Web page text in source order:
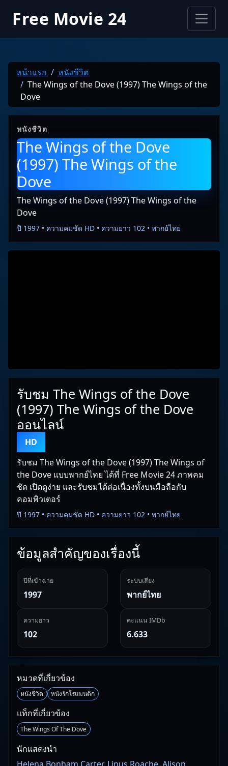
Free Movie 24
หน้าแรก
หนังชีวิต
The Wings of the Dove (1997) The Wings of the
Dove
หนังชีวิต
The Wings of the Dove
(1997) The Wings of the
Dove
The Wings of the Dove (1997) The Wings of the
Dove
ปี 1997 • ความคมชัด HD • ความยาว 102 • พากย์ไทย
รับชม The Wings of the Dove
(1997) The Wings of the Dove
ออนไลน์
HD
รับชม The Wings of the Dove (1997) The Wings of
the Dove แบบพากย์ไทย ได้ที่ Free Movie 24 ภาพคม
ชัด เปิดดูง่าย และรับชมได้ต่อเนื่องทั้งบนมือถือกับ
คอมพิวเตอร์
ปี 1997 • ความคมชัด HD • ความยาว 102 • พากย์ไทย
ข้อมูลสำคัญของเรื่องนี้
ปีที่เข้าฉาย
1997
ระบบเสียง
พากย์ไทย
ความยาว
102
คะแนน IMDb
6.633
หมวดที่เกี่ยวข้อง
หนังชีวิต หนังรักโรแมนติก
แท็กที่เกี่ยวข้อง
The Wings Of The Dove
นักแสดงนำ